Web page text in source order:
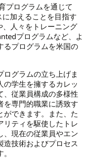
プログラムを通じて
加えることを目指す
人々をトレーニング
プログラムなど、よ
るプログラムを米国の
グラムの立ち上げま
の学生を擁するカレッ
、従業員構成の多様性
を専門的職業に誘致す
ができます。また、た
リティを駆使したトレ
、現在の従業員やエン
造技術およびプロセス